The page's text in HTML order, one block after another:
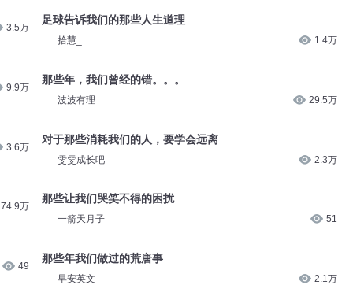
3.5万
9.9万
3.6万
74.9万
49
足球告诉我们的那些人生道理
拾慧_ 1.4万
那些年，我们曾经的错。。。
波波有理 29.5万
对于那些消耗我们的人，要学会远离
雯雯成长吧 2.3万
那些让我们哭笑不得的困扰
一箭天月子 51
那些年我们做过的荒唐事
早安英文 2.1万